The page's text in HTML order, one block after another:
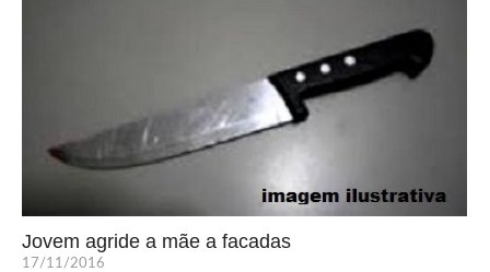
Jovem agride a mãe a facadas
17/11/2016